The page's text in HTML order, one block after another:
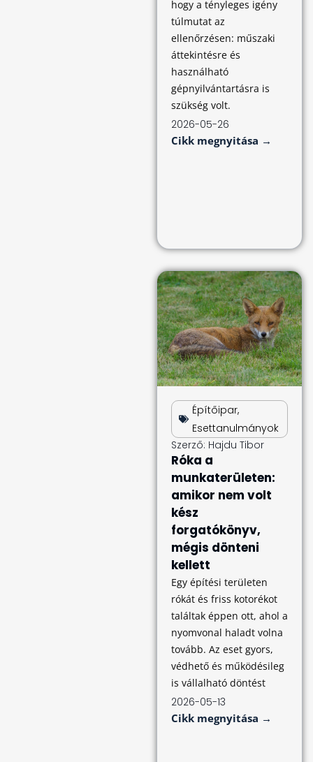
hogy a tényleges igény
túlmutat az
ellenőrzésen: műszaki
áttekintésre és
használható
gépnyilvántartásra is
szükség volt.
2026-05-26
Cikk megnyitása →
Építőipar,
Esettanulmányok
Szerző: Hajdu Tibor
Róka a
munkaterületen:
amikor nem volt
kész
forgatókönyv,
mégis dönteni
kellett
Egy építési területen
rókát és friss kotorékot
találtak éppen ott, ahol a
nyomvonal haladt volna
tovább. Az eset gyors,
védhető és működésileg
is vállalható döntést
2026-05-13
Cikk megnyitása →